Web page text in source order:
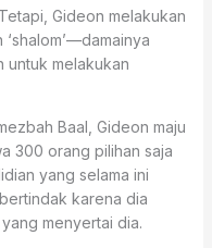
Gideon melakukan
untuk melakukan
Baal, Gideon maju
300 orang pilihan saja
yang selama ini
karena dia
yang menyertai dia.